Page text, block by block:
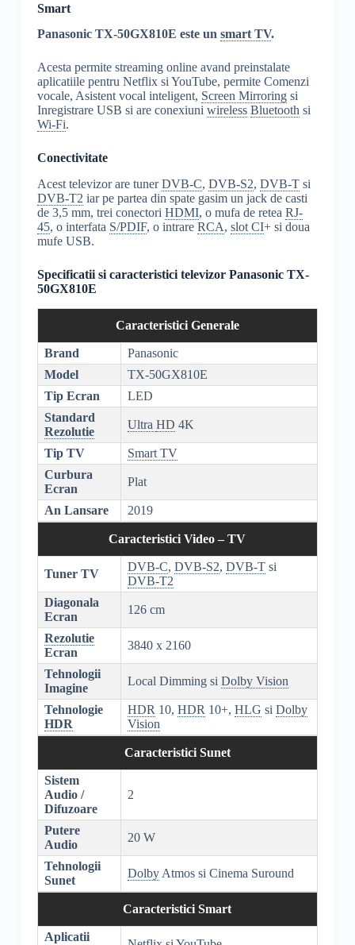
Smart
Panasonic TX-50GX810E este un smart TV.
Acesta permite streaming online avand preinstalate
aplicatiile pentru Netflix si YouTube, permite Comenzi
vocale, Asistent vocal inteligent, Screen Mirroringsi
Inregistrare USB si are conexiuni wireless Bluetoothsi
Wi-Fi.
Conectivitate
Acest televizor are tunerDVB-C, DVB-S2, DVB-Tsi
DVB-T2 iar pe partea din spate gasim un jack de casti
de 3,5 mm, trei conectori HDMI, o mufa de retea RJ-
45, o interfata S/PDIF, o intrare RCA, slot CI+ si doua
mufe USB.
Specificatii si caracteristici televizor Panasonic TX-
50GX810E
Caracteristici Generale
Brand
Panasonic
Model
TX-50GX810E
Tip Ecran
LED
Standard
Rezolutie
Ultra HD 4K
Tip TV
Smart TV
Curbura
Ecran
Plat
An Lansare 2019
Caracteristici Video – TV
Tuner TV
DVB-C, DVB-S2, DVB-Tsi
DVB-T2
Diagonala
Ecran
126 cm
Rezolutie
Ecran
3840 x 2160
Tehnologii
Imagine
Local Dimming si Dolby Vision
Tehnologie
HDR
HDR 10, HDR 10+, HLG si Dolby
Vision
Caracteristici Sunet
Sistem
Audio /
Difuzoare
2
Putere
Audio
20 W
Tehnologii
Sunet
DolbyAtmos si Cinema Suround
Caracteristici Smart
Aplicatii